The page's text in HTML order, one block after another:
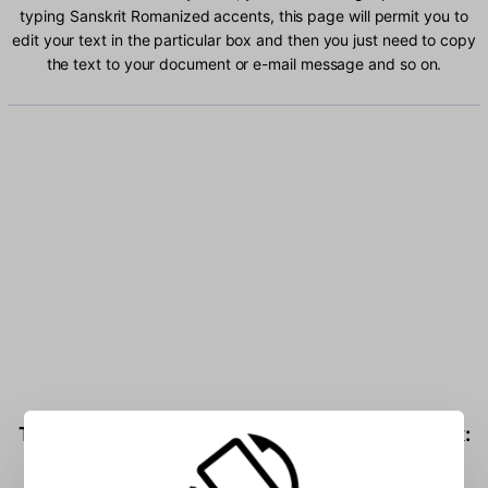
typing Sanskrit Romanized accents, this page will permit you to
edit your text in the particular box and then you just need to copy
the text to your document or e-mail message and so on.
Type Sanskrit Romanized characters into the box: